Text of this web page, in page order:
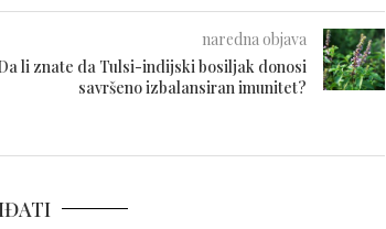
naredna objava
li znate da Tulsi-indijski bosiljak donosi
savršeno izbalansiran imunitet?